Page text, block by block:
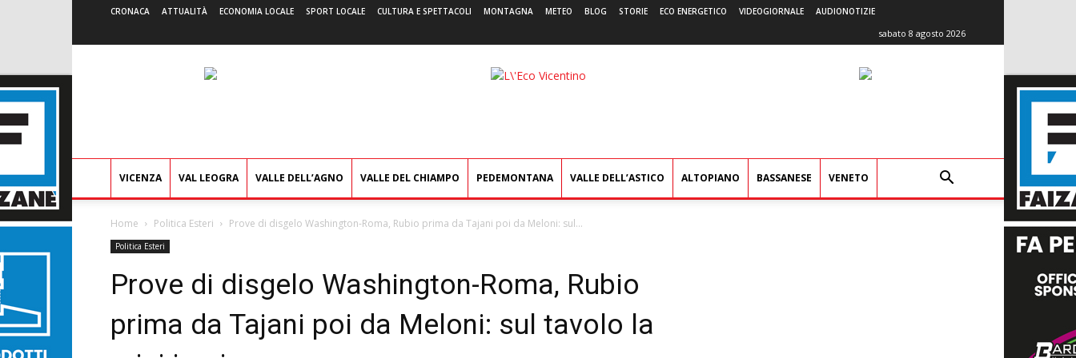
CRONACA ATTUALITÀ ECONOMIA LOCALE SPORT LOCALE CULTURA E SPETTACOLI MONTAGNA METEO BLOG STORIE ECO ENERGETICO VIDEOGIORNALE AUDIONOTIZIE
sabato 8 agosto 2026
L'Eco
VICENZA VAL LEOGRA VALLE DELL’AGNO VALLE DEL CHIAMPO PEDEMONTANA VALLE DELL’ASTICO ALTOPIANO BASSANESE VENETO
Home Politica Esteri Prove di disgelo Washington-Roma, Rubio prima da Tajani poi da Meloni: sul...
Politica Esteri
Prove di disgelo Washington-Roma, Rubio
prima da Tajani poi da Meloni: sul tavolo la